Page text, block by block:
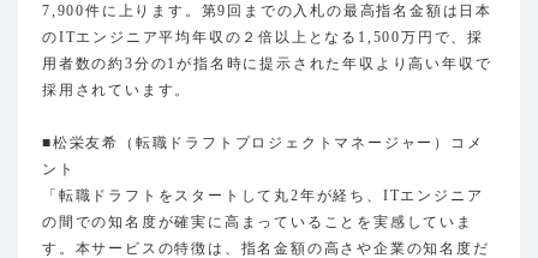
7,900件に上ります。第9回までの入札の最高指名金額は日本
のITエンジニア平均年収の２倍以上となる1,500万円で、採
用者数の約3分の1が指名時に提示された年収より高い年収で
採用されています。
■松栄友希（転職ドラフトプロジェクトマネージャー）コメ
ント
「転職ドラフトをスタートして丸2年が経ち、ITエンジニア
の間での知名度が確実に高まっていることを実感していま
す。本サービスの特徴は、指名金額の高さや企業の知名度だ